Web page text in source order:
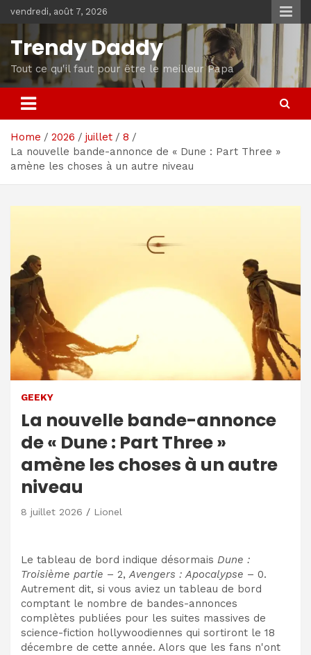
to
content
vendredi, août 7, 2026
Trendy Daddy
Tout ce qu'il faut pour être le meilleur Papa
Home 2026 juillet
8
La nouvelle bande-annonce de « Dune : Part Three »
amène les choses à un autre niveau
GEEKY
La nouvelle bande-annonce
de « Dune : Part Three »
amène les choses à un autre
niveau
8 juillet 2026 Lionel
Le tableau de bord indique désormais Dune :
Troisième partie – 2,Avengers : Apocalypse – 0.
Autrement dit, si vous aviez un tableau de bord
comptant le nombre de bandes-annonces
complètes publiées pour les suites massives de
science-fiction hollywoodiennes qui sortiront le 18
décembre de cette année. Alors que les fans n'ont